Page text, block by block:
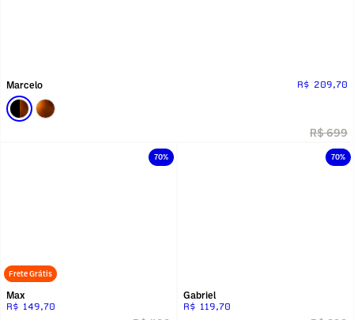
Marcelo R$ 209,70
R$ 699
70%
Frete Grátis
Max
R$ 149,70
70%
Gabriel
R$ 119,70